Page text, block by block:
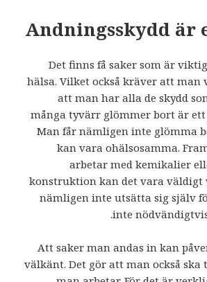
Andningsskydd är
Det finns få saker som är
hälsa. Vilket också kräver att man
att man har alla de skydd
många tyvärr glömmer bort är ett
Man får nämligen inte glömma
kan vara ohälsosamma.
arbetar med kemikalier
konstruktion kan det vara väldigt
nämligen inte utsätta sig själv
inte
Att saker man andas in kan
välkänt. Det gör att man också ska